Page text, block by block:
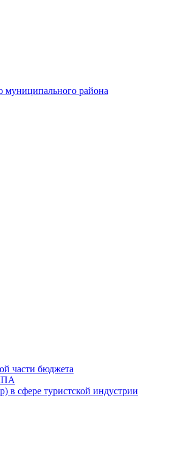
части бюджета
в сфере туристской индустрии